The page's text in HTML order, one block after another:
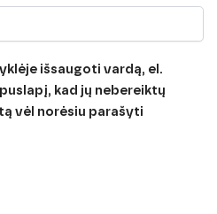
išsaugoti vardą, el.
kad jų nebereiktų
vėl norėsiu parašyti